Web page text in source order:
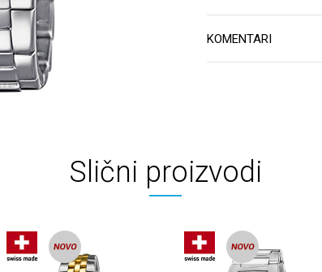
KOMENTARI
Slični proizvodi